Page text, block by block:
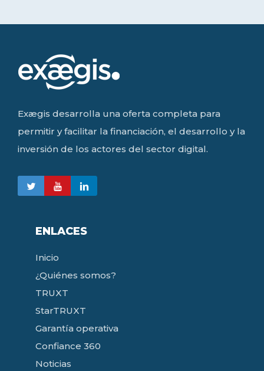
Exægis desarrolla una oferta completa para
permitir y facilitar la financiación, el desarrollo y la
inversión de los actores del sector digital.
ENLACES
Inicio
¿Quiénes somos?
TRUXT
StarTRUXT
Garantía operativa
Confiance 360
Noticias